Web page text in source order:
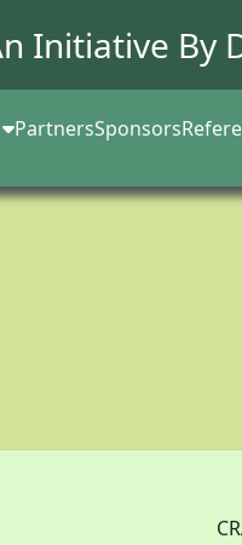
Initiative By
PartnersSponsors